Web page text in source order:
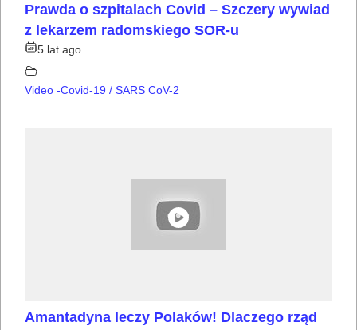
Prawda o szpitalach Covid – Szczery wywiad
z lekarzem radomskiego SOR-u
5 lat ago
Video -Covid-19 / SARS CoV-2
Amantadyna leczy Polaków! Dlaczego rząd